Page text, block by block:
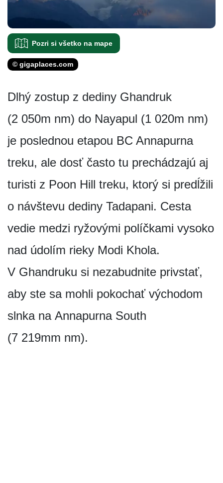
Pozri si všetko na mape
© gigaplaces.com
Dlhý zostup z dediny Ghandruk
(2 050m nm) do Nayapul (1 020m nm)
je poslednou etapou BC Annapurna
treku, ale dosť často tu prechádzajú aj
turisti z Poon Hill treku, ktorý si predĺžili
o návštevu dediny Tadapani. Cesta
vedie medzi ryžovými políčkami vysoko
nad údolím rieky Modi Khola.
V Ghandruku si nezabudnite privstať,
aby ste sa mohli pokochať východom
slnka na Annapurna South
(7 219mm nm).